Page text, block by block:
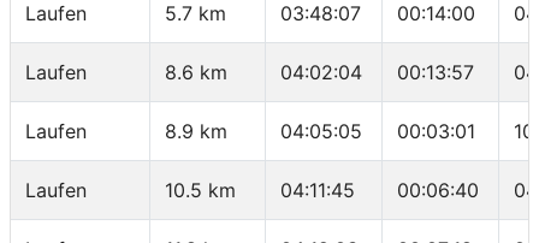
Laufen 5.7 km 03:48:07 00:14:00
Laufen 8.6 km 04:02:04 00:13:57
Laufen 8.9 km 04:05:05 00:03:01
Laufen 10.5 km 04:11:45 00:06:40